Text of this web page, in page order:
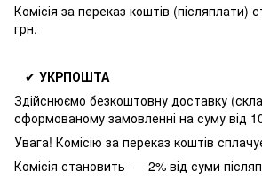
Комісія за переказ коштів (післяплати)
грн.
✔ УКРПОШТА
Здійснюємо безкоштовну доставку
сформованому замовленні на суму від
Увага! Комісію за переказ коштів
Комісія становить — 2% від суми